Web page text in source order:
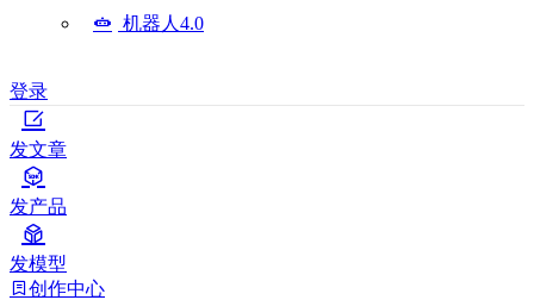
机器人4.0
登录
发文章
发产品
发模型
创作中心